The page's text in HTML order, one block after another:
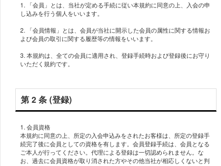
1. 「会員」とは、当社が定める手続に従い本規約に同意の上、入会の申
し込みを行う個人をいいます。
2. 「会員情報」とは、会員が当社に開示した会員の属性に関する情報お
よび会員の取引に関する履歴等の情報をいいます。
3. 本規約は、全ての会員に適用され、登録手続時および登録後にお守り
いただく規約です。
第 2 条 (登録)
1. 会員資格
本規約に同意の上、所定の入会申込みをされたお客様は、所定の登録手
続完了後に会員としての資格を有します。会員登録手続は、会員となる
ご本人が行ってください。代理による登録は一切認められません。な
お、過去に会員資格が取り消された方やその他当社が相応しくないと判